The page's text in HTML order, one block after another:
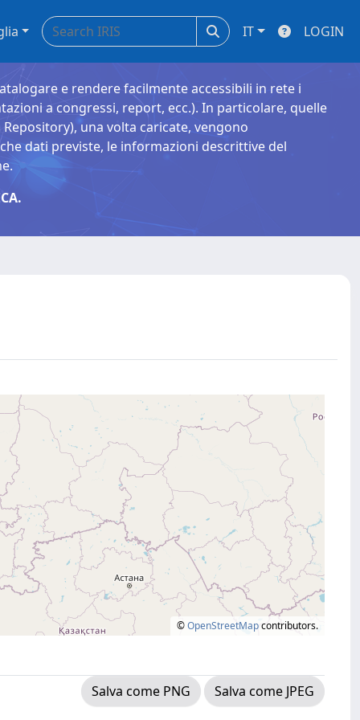
IT LOGIN
e rendere facilmente accessibili in rete i
a congressi, report, ecc.). In particolare, quelle
una volta caricate, vengono
dati previste, le informazioni descrittive del
©OpenStreetMapcontributors.
Salva come PNG
Salva come JPEG